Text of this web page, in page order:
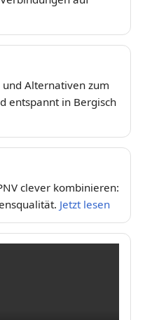
Alternativen zum
entspannt in Bergisch
clever kombinieren:
Jetzt lesen